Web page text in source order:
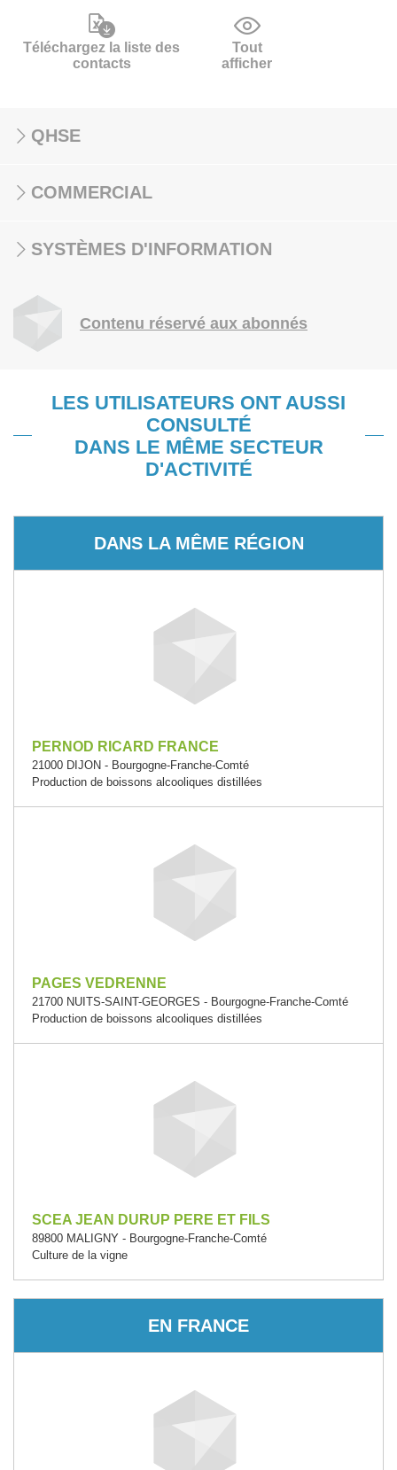
Téléchargez la liste des
contacts
Tout
afficher
QHSE
COMMERCIAL
SYSTÈMES D'INFORMATION
Contenu réservé aux abonnés
LES UTILISATEURS ONT AUSSI
CONSULTÉ
DANS LE MÊME SECTEUR
D'ACTIVITÉ
DANS LA MÊME RÉGION
PERNOD RICARD FRANCE
21000 DIJON - Bourgogne-Franche-Comté
Production de boissons alcooliques distillées
PAGES VEDRENNE
21700 NUITS-SAINT-GEORGES - Bourgogne-Franche-Comté
Production de boissons alcooliques distillées
SCEA JEAN DURUP PERE ET FILS
89800 MALIGNY - Bourgogne-Franche-Comté
Culture de la vigne
EN FRANCE